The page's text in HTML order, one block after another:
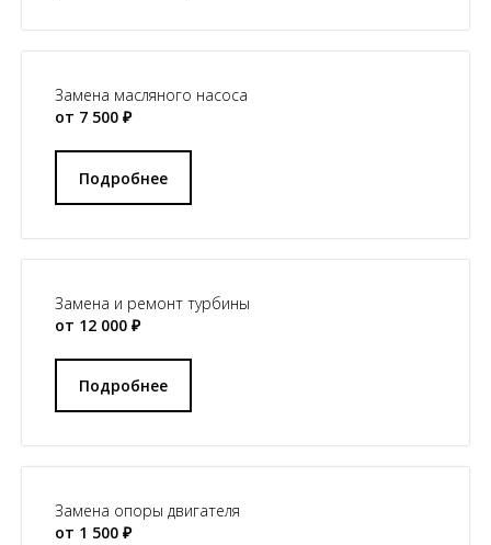
Замена масляного насоса
от 7 500 ₽
Подробнее
Замена и ремонт турбины
от 12 000 ₽
Подробнее
Замена опоры двигателя
от 1 500 ₽